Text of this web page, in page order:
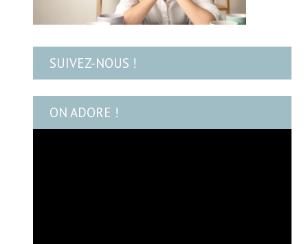
SUIVEZ-NOUS !
ON ADORE !